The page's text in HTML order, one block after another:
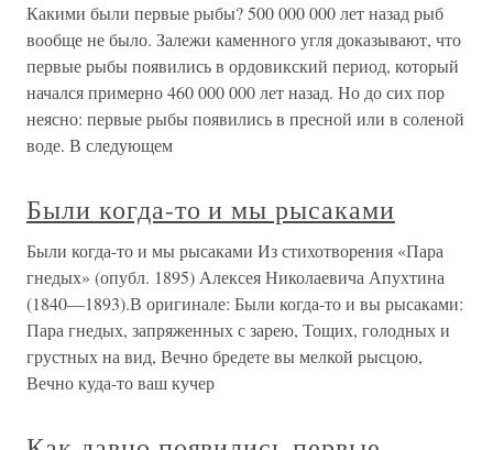
Какими были первые рыбы? 500 000 000 лет назад рыб
вообще не было. Залежи каменного угля доказывают, что
первые рыбы появились в ордовикский период, который
начался примерно 460 000 000 лет назад. Но до сих пор
неясно: первые рыбы появились в пресной или в соленой
воде. В следующем
Были когда-то и мы рысаками
Были когда-то и мы рысаками Из стихотворения «Пара
гнедых» (опубл. 1895) Алексея Николаевича Апухтина
(1840—1893).В оригинале: Были когда-то и вы рысаками:
Пара гнедых, запряженных с зарею, Тощих, голодных и
грустных на вид, Вечно бредете вы мелкой рысцою,
Вечно куда-то ваш кучер